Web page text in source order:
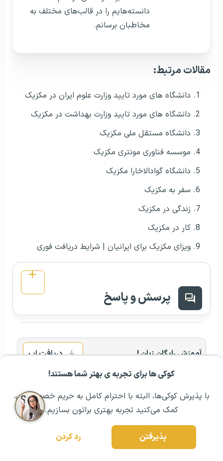
کوکی ها برای تجربه ی بهتر شما هستند!
با پذیرش کوکی‌ها، البته با احترام کامل به حریم خصوصیتون،
کمک می‌کنید تجربه بهتری براتون بسازیم.
پذیرفتن رد کردن
مشــاوره اولیه رایگان: ۰۲۱ ۴۳۰۰۰ ۰۲۱ رزرو مشاوره تخصصی
دانسته‌هایم را در قالب‌های مختلف به
مخاطبان برسانم.
مقالات مرتبط:
دانشگاه‌ های مورد تایید وزارت علوم ایران در مکزیک
دانشگاه های مورد تایید وزارت بهداشت در مکزیک
دانشگاه مستقل ملی مکزیک
موسسه فناوری مونتری مکزیک
دانشگاه گوادالاخارا مکزیک
سفر به مکزیک
زندگی در مکزیک
کار در مکزیک
ویزای مکزیک برای ایرانیان | شرایط دریافت فوری
پرسش و پاسخ
آموزش رایگان زبان ! دریافت اپ
درخواست مشاوره ۰۲۱ ۴۳۰۰۰ ۰۲۱